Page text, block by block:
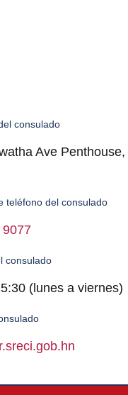
consulado
Ave
teléfono del consulado
consulado
(lunes a viernes)